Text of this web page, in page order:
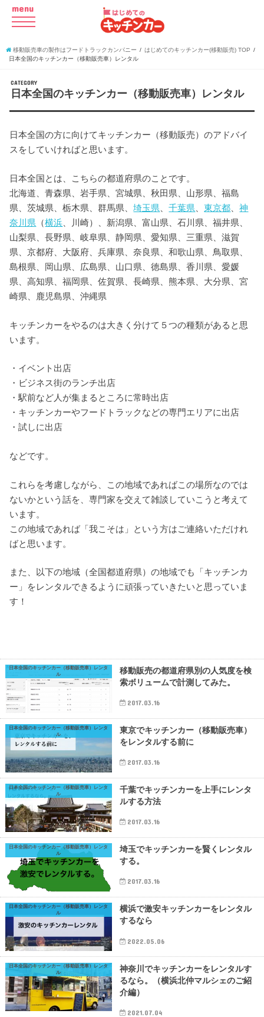
menu
移動販売車の製作はフードトラックカンパニー
はじめてのキッチンカー(移動販売) TOP
日本全国のキッチンカー（移動販売車）レンタル
CATEGORY
日本全国のキッチンカー（移動販売車）レンタル
日本全国の方に向けてキッチンカー（移動販売）のアドバイ
スをしていければと思います。
日本全国とは、こちらの都道府県のことです。
北海道、青森県、岩手県、宮城県、秋田県、山形県、福島
県、茨城県、栃木県、群馬県、埼玉県 、千葉県 、東京都 、神
奈川県 （横浜 、川崎）、新潟県、富山県、石川県、福井県、
山梨県、長野県、岐阜県、静岡県、愛知県、三重県、滋賀
県、京都府、大阪府、兵庫県、奈良県、和歌山県、鳥取県、
島根県、岡山県、広島県、山口県、徳島県、香川県、愛媛
県、高知県、福岡県、佐賀県、長崎県、熊本県、大分県、宮
崎県、鹿児島県、沖縄県
キッチンカーをやるのは大きく分けて５つの種類があると思
います。
・イベント出店
・ビジネス街のランチ出店
・駅前など人が集まるところに常時出店
・キッチンカーやフードトラックなどの専門エリアに出店
・試しに出店
などです。
これらを考慮しながら、この地域であればこの場所なのでは
ないかという話を、専門家を交えて雑談していこうと考えて
います。
この地域であれば「我こそは」という方はご連絡いただけれ
ばと思います。
また、以下の地域（全国都道府県）の地域でも「キッチンカ
ー」をレンタルできるように頑張っていきたいと思っていま
す！
日本全国のキッチンカー（移動販売車）レンタ
ル
移動販売の都道府県別の人気度を検
索ボリュームで計測してみた。
2017.03.16
日本全国のキッチンカー（移動販売車）レンタ
ル
東京でキッチンカー（移動販売車）
をレンタルする前に
2017.03.16
日本全国のキッチンカー（移動販売車）レンタ
ル
千葉でキッチンカーを上手にレンタ
ルする方法
2017.03.16
日本全国のキッチンカー（移動販売車）レンタ
ル
埼玉でキッチンカーを賢くレンタル
する。
2017.03.16
日本全国のキッチンカー（移動販売車）レンタ
ル
横浜で激安キッチンカーをレンタル
するなら
2022.05.06
日本全国のキッチンカー（移動販売車）レンタ
ル
神奈川でキッチンカーをレンタルす
るなら。（横浜北仲マルシェのご紹
介編）
2021.07.04